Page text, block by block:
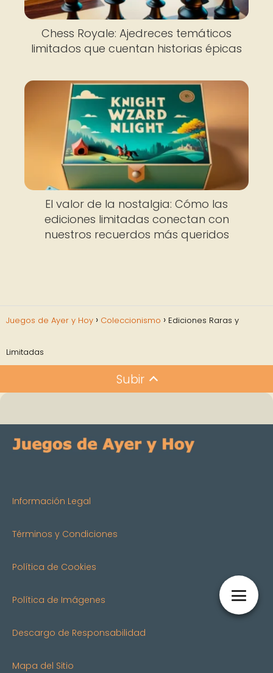
Chess Royale: Ajedreces temáticos
limitados que cuentan historias épicas
El valor de la nostalgia: Cómo las
ediciones limitadas conectan con
nuestros recuerdos más queridos
Juegos de Ayer y Hoy Coleccionismo Ediciones Raras y
Limitadas
Subir
Información Legal
Términos y Condiciones
Política de Cookies
Política de Imágenes
Descargo de Responsabilidad
Mapa del Sitio